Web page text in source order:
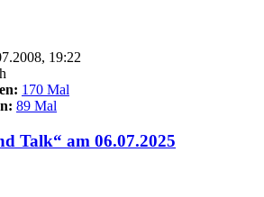
19:22
170 Mal
89 Mal
Talk“ am 06.07.2025